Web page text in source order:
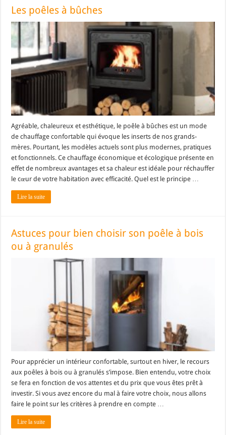
Les poêles à bûches
Agréable, chaleureux et esthétique, le poêle à bûches est un mode
de chauffage confortable qui évoque les inserts de nos grands-
mères. Pourtant, les modèles actuels sont plus modernes, pratiques
et fonctionnels. Ce chauffage économique et écologique présente en
effet de nombreux avantages et sa chaleur est idéale pour réchauffer
le cœur de votre habitation avec efficacité. Quel est le principe …
Lire la suite
Astuces pour bien choisir son poêle à bois
ou à granulés
Pour apprécier un intérieur confortable, surtout en hiver, le recours
aux poêles à bois ou à granulés s’impose. Bien entendu, votre choix
se fera en fonction de vos attentes et du prix que vous êtes prêt à
investir. Si vous avez encore du mal à faire votre choix, nous allons
faire le point sur les critères à prendre en compte …
Lire la suite